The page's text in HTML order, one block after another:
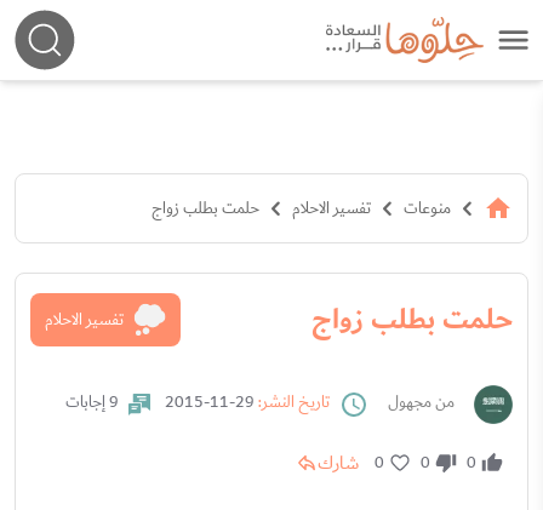
منوعات تفسير الاحلام حلمت بطلب زواج
حلمت بطلب زواج تفسير الاحلام
من مجهول تاريخ النشر: 9 إجابات
0
0
0 شارك